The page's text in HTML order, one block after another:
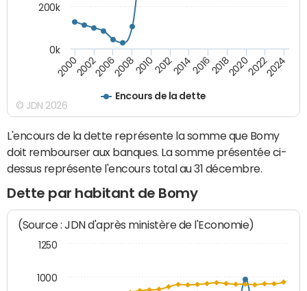
Encours de la dette
200020022006200820102012201420162018202020222024
0k
200k
© JDN 2026
L'encours de la dette représente la somme que Bomy
doit rembourser aux banques. La somme présentée ci-
dessus représente l'encours total au 31 décembre.
Dette par habitant de Bomy
(Source : JDN d'après ministère de l'Economie)
1000
1250